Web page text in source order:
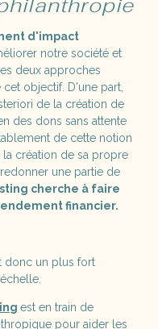
d'impact
notre société et
deux approches
objectif. D'une part,
de la création de
des dons sans attente
de cette notion
création de sa propre
une partie de
cherche à faire
financier.
donc un plus fort
est en train de
pour aider les